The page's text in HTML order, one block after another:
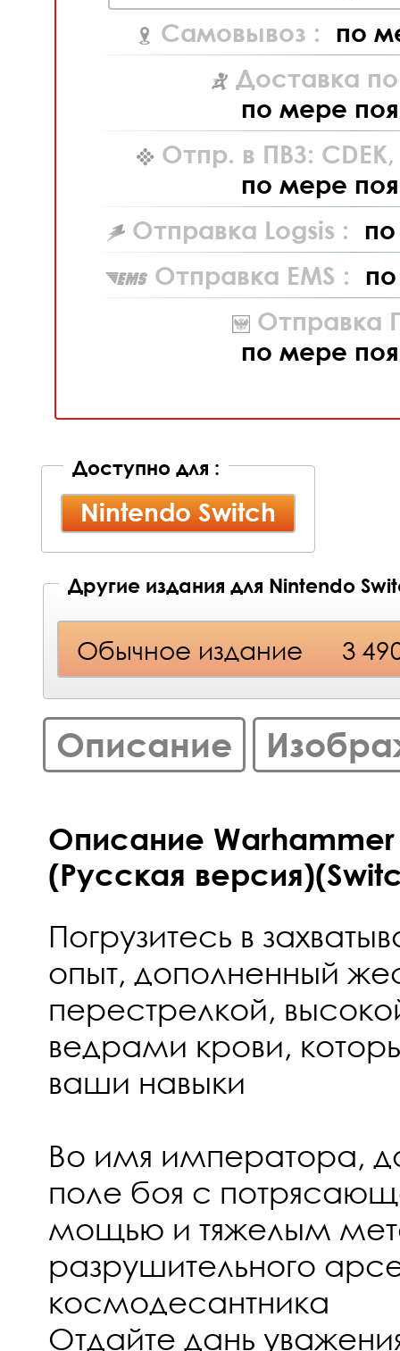
Самовывоз : по
Доставка
по мере
Отпр. в ПВЗ: CDEK,
по мере
Отправка Logsis :
Отправка EMS :
Отправка
по мере
Доступно для :
Nintendo Switch
Другие издания для Nintendo
Обычное издание 3
Описание
Описание Warhammer
(Русская
Погрузитесь в
опыт, дополненный
перестрелкой,
ведрами крови,
ваши навыки
Во имя императора,
поле боя с
мощью и тяжелым
разрушительного
космодесантника
Отдайте дань